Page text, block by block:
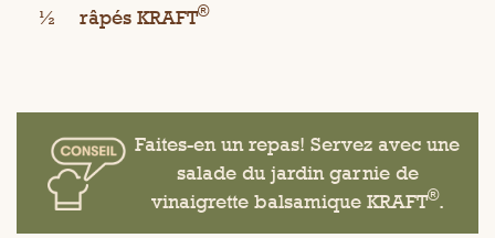
½
râpés KRAFT®
Faites-en un repas! Servez avec une
salade du jardin garnie de
vinaigrette balsamique KRAFT®.